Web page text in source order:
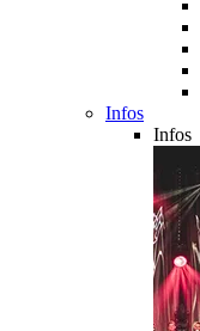
Infos
Infos